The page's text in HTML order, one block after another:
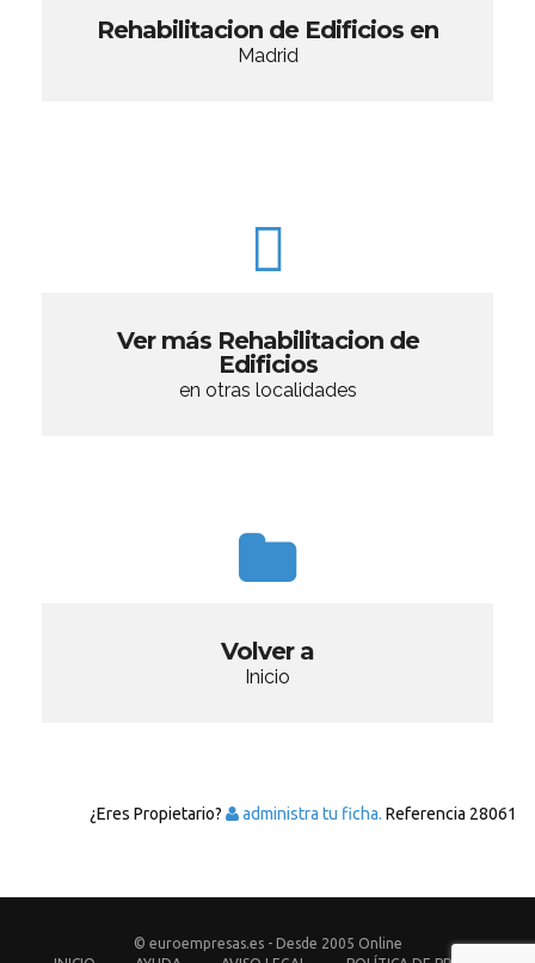
Rehabilitacion de Edificios en
Madrid
Ver más Rehabilitacion de
Edificios
en otras localidades
Volver a
Inicio
¿Eres Propietario? administra tu ficha. Referencia 28061
© euroempresas.es - Desde 2005 Online